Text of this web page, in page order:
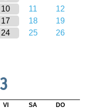
10 11
12
17 18
19
24 25
26
VI SA DO